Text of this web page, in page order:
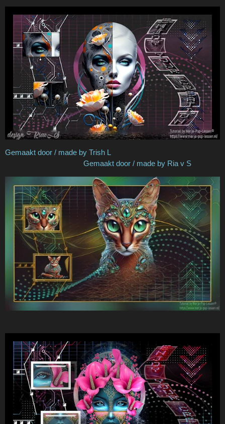
Gemaakt door / made by Trish L
Gemaakt door / made by Ria v S